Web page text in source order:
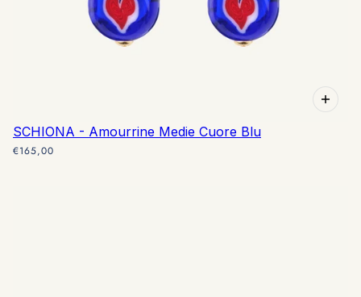
SCHIONA - Amourrine Medie Cuore Blu
€165,00